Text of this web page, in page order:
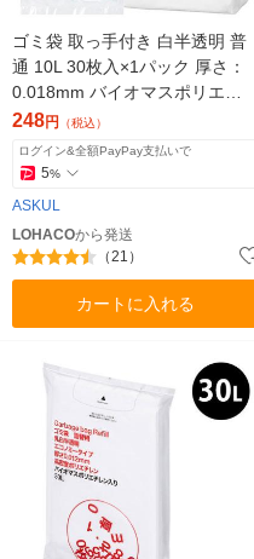
ゴミ袋 取っ手付き 白半透明 普
通 10L 30枚入×1パック 厚さ：
0.018mm バイオマスポリエチ
レン入り アスクル （イチオ
シ） オリジナル
248円 （税込）
ログイン&全額PayPay支払いで
5%
ASKUL
LOHACOから発送
（21）
カートに入れる